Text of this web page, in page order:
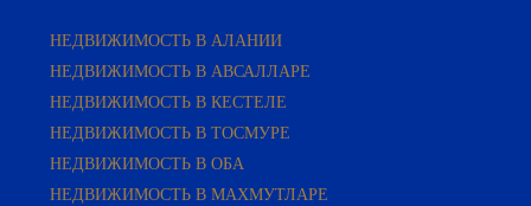
НЕДВИЖИМОСТЬ В АЛАНИИ
НЕДВИЖИМОСТЬ В АВСАЛЛАРЕ
НЕДВИЖИМОСТЬ В КЕСТЕЛЕ
НЕДВИЖИМОСТЬ В ТОСМУРЕ
НЕДВИЖИМОСТЬ В ОБА
НЕДВИЖИМОСТЬ В МАХМУТЛАРЕ